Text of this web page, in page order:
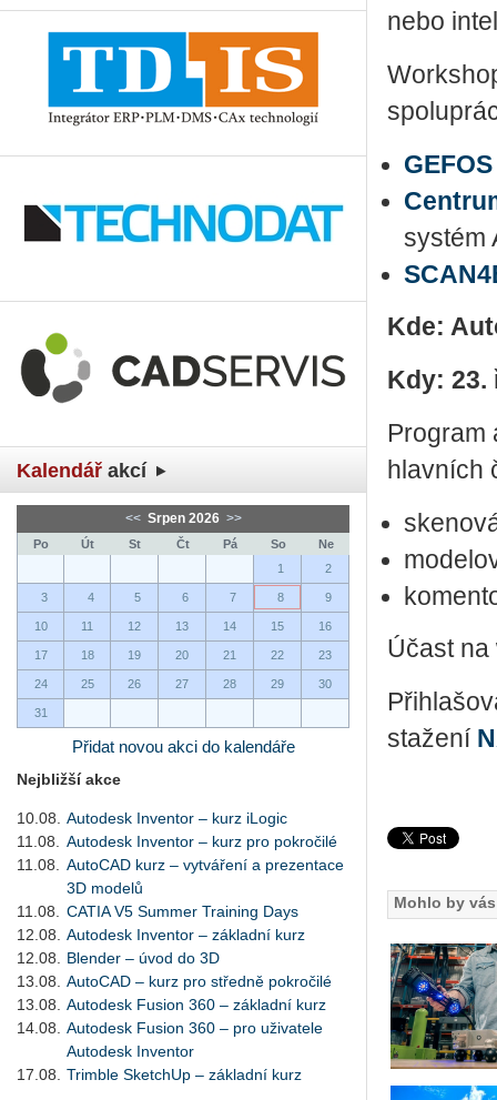
Kalendář akcí
<< Srpen 2026 >>
Po Út St Čt Pá So
Ne
1
2
3 4 5 6 7 8 9
10 11 12 13 14 15 16
17 18 19 20 21 22 23
24 25 26 27 28 29 30
31
Přidat novou akci do kalendáře
Nejbližší akce
10.08.
Autodesk Inventor – kurz iLogic
11.08.
Autodesk Inventor – kurz pro pokročilé
11.08.
AutoCAD kurz – vytváření a prezentace
3D modelů
11.08.
CATIA V5 Summer Training Days
12.08.
Autodesk Inventor – základní kurz
12.08.
Blender – úvod do 3D
13.08.
AutoCAD – kurz pro středně pokročilé
13.08.
Autodesk Fusion 360 – základní kurz
14.08.
Autodesk Fusion 360 – pro uživatele
Autodesk Inventor
17.08.
Trimble SketchUp – základní kurz
nebo
GEFOS
systém
Kde:
Kdy: 23.
Pro­gram
hlav­ních
Účast na
stažení
Mohlo by